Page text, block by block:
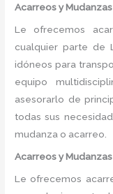
Acarreos y
Le ofrecemos
cualquier parte de
idóneos para
equipo
asesorarlo de
todas sus
mudanza o acarreo.
Acarreos y
Le ofrecemos